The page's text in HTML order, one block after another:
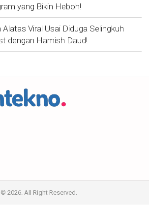
yang Bikin Heboh!
Viral Usai Diduga Selingkuh
dengan Hamish Daud!
© 2026. All Right Reserved.